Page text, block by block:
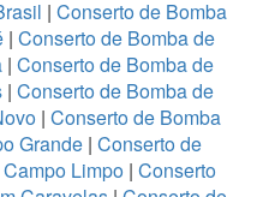
| Conserto de Bomba
| Conserto de Bomba de
| Conserto de Bomba de
| Conserto de Bomba de
| Conserto de Bomba
Grande | Conserto de
Limpo | Conserto